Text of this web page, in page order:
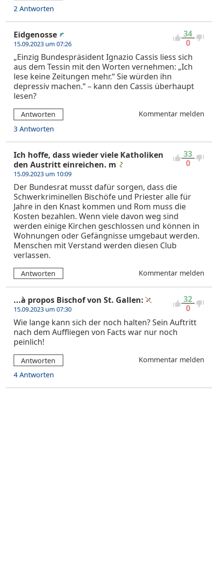
2 Antworten
34
0
Eidgenosse
15.09.2023 um 07:26
„Einzig Bundespräsident Ignazio Cassis liess sich
aus dem Tessin mit den Worten vernehmen: „Ich
lese keine Zeitungen mehr.“ Sie würden ihn
depressiv machen.“ – kann den Cassis überhaupt
lesen?
Antworten
Kommentar melden
3 Antworten
33
0
Ich hoffe, dass wieder viele Katholiken
den Austritt einreichen. m
15.09.2023 um 10:09
Der Bundesrat musst dafür sorgen, dass die
Schwerkriminellen Bischöfe und Priester alle für
Jahre in den Knast kommen und Rom muss die
Kosten bezahlen. Wenn viele davon weg sind
werden einige Kirchen geschlossen und können in
Wohnungen oder Gefängnisse umgebaut werden.
Menschen mit Verstand werden diesen Club
verlassen.
Antworten Kommentar melden
32
0
...à propos Bischof von St. Gallen:
15.09.2023 um 07:30
Wie lange kann sich der noch halten? Sein Auftritt
nach dem Auffliegen von Facts war nur noch
peinlich!
Antworten
Kommentar melden
4 Antworten